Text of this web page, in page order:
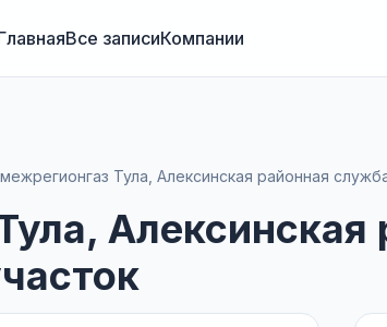
Все записиКомпании
Тула, Алексинская районная
Алексинская